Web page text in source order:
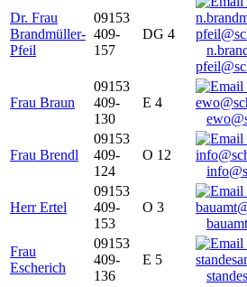
Dr. Frau
Brandmüller-
Pfeil
09153
409-
157
DG 4
Frau Braun
09153
409-
130
E 4
Frau Brendl
09153
409-
124
O 12
Herr Ertel
09153
409-
153
O 3
Frau
Escherich
09153
409-
136
E 5